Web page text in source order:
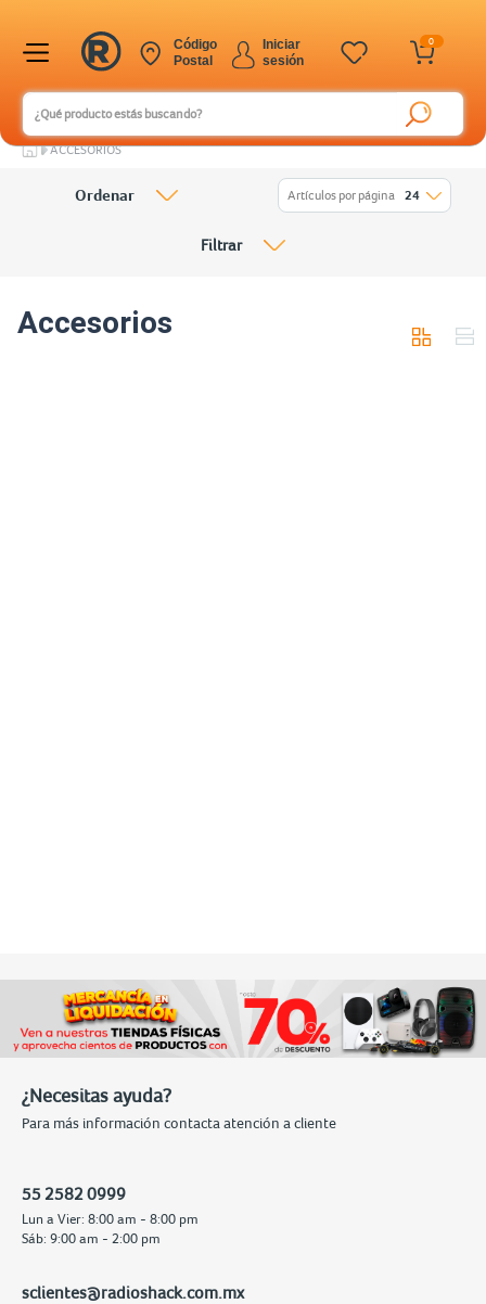
0
Iniciar
sesión
Código
Postal
ACCESORIOS
Accesorios
Ordenar Artículos por página 24
Filtrar
¿Necesitas ayuda?
Para más información contacta atención a cliente
55 2582 0999
Lun a Vier: 8:00 am - 8:00 pm
Sáb: 9:00 am - 2:00 pm
sclientes@radioshack.com.mx